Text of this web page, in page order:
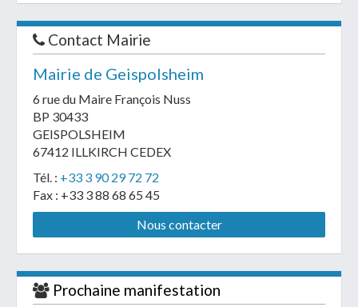
Contact Mairie
Mairie de Geispolsheim
6 rue du Maire François Nuss
BP 30433
GEISPOLSHEIM
67412 ILLKIRCH CEDEX
Tél. : +33 3 90 29 72 72
Fax : +33 3 88 68 65 45
Nous contacter
Prochaine manifestation